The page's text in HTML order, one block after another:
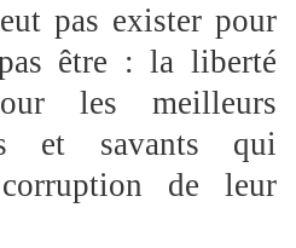
pas exister pour
être : la liberté
les meilleurs
et savants qui
de leur